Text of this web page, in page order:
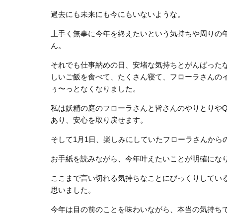
過去にも未来にも今にもいないような。
上手く無事に今年を終えたいという気持ちや周り
ん。
それでも仕事納めの日、安堵な気持ちとがんばっ
しいご飯を食べて、たくさん寝て、フローラさん
ぅ〜っとなくなりました。
私は妖精の庭のフローラさんと皆さんのやりとり
あり、安心を取り戻せます。
そして1月1日、楽しみにしていたフローラさんか
お手紙を読みながら、今年叶えたいことが明確にな
ここまで言い切れる気持ちなことにびっくりして
思いました。
今年は目の前のことを味わいながら、本当の気持ち